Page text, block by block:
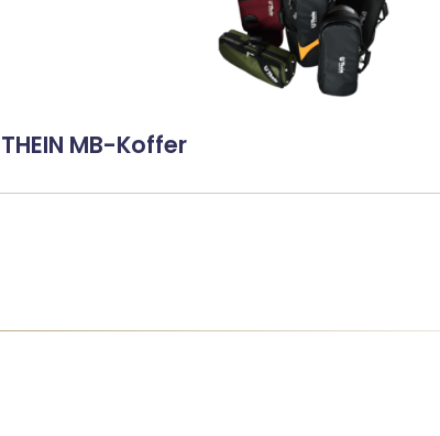
THEIN MB-Koffer